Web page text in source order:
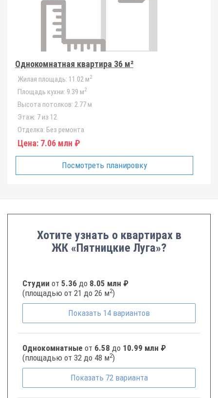
Однокомнатная квартира 36 м²
Жилая площадь: 11.02 м2
Площадь кухни: 9.39 м2
Высота потолков: 2.77 м
Этаж: 7 из 12
Отделка: Без ремонта
Цена: 7.06 млн ₽
Посмотреть планировку
Хотите узнать о квартирах в
ЖК «Пятницкие Луга»?
Студии от 5.36 до 8.05 млн ₽
(площадью от 21 до 26 м2)
Показать 14 вариантов
Однокомнатные от 6.58 до 10.99 млн ₽
(площадью от 32 до 48 м2)
Показать 72 варианта